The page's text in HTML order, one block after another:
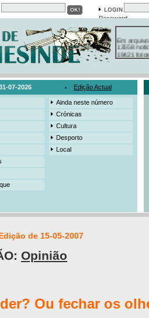
Password
Em arquivo
13558
19421
385
07-2026 Edição Actual
Ainda neste número
Crónicas
Cultura
Desporto
Local
de 15-05-2007
Opinião
Ou fechar os